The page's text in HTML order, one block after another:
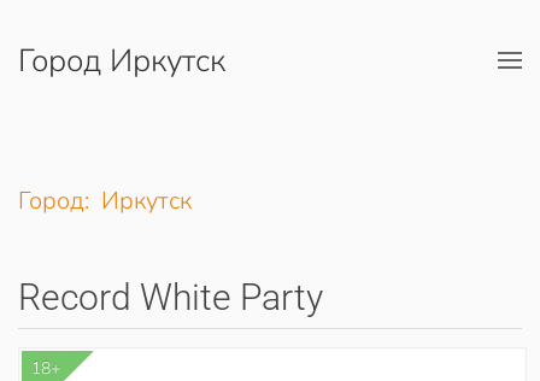
Перейти к содержимому
Город Иркутск
Город: Иркутск
Record White Party
18+